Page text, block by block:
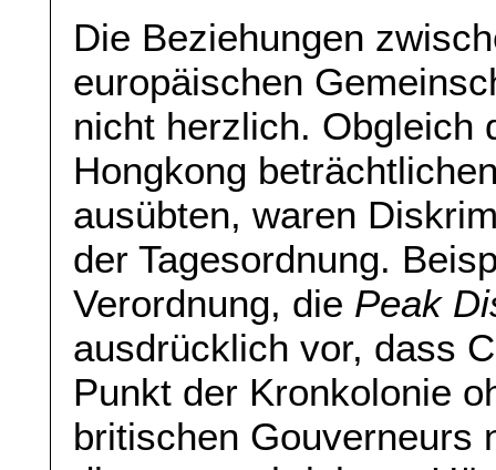
Die Beziehungen
europäischen
nicht herzlich. Obgleich
Hongkong
ausübten, waren
der Tagesordnung.
Verordnung, die Peak
ausdrücklich vor, dass
Punkt der Kronkolonie
britischen Gouverneurs